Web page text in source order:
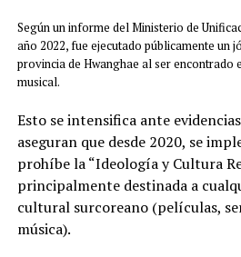
Según un informe del Ministerio de
año 2022, fue ejecutado públicamente un
provincia de Hwanghae al ser encontrado
musical.
Esto se intensifica ante
aseguran que desde 2020, se
prohíbe la “Ideología y Cultura
principalmente destinada a
cultural surcoreano (películas,
música).